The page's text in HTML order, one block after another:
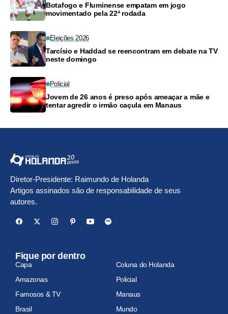
Botafogo e Fluminense empatam em jogo
movimentado pela 22ª rodada
Eleições 2026
Tarcísio e Haddad se reencontram em debate na TV
neste domingo
Policial
Jovem de 26 anos é preso após ameaçar a mãe e
tentar agredir o irmão caçula em Manaus
Diretor-Presidente: Raimundo de Holanda
Artigos assinados são de responsabilidade de seus
autores.
Fique por dentro
Capa
Coluna do Holanda
Amazonas
Policial
Famosos & TV
Manaus
Brasil
Mundo